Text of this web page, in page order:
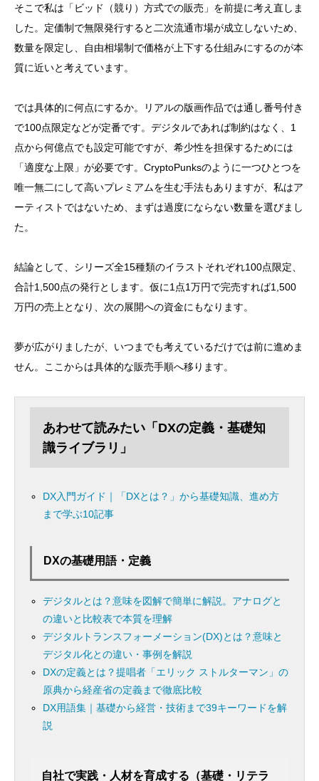
そこで私は「ビッド（競り）方式での販売」を前提に考え直しま
した。定価制で無限発行すると二次流通市場が成立しないため、
数量を限定し、自由相場制で価格が上下する仕組みにするのが本
質に近いと考えています。
では具体的に何点にするか。リアルの版画作品では通し番号付き
で100点限定などが定番です。デジタルであれば制約はなく、1
点から何億点でも設定可能ですが、希少性を担保するためには
「適度な上限」が必要です。CryptoPunksのように一つひとつを
唯一無二にして高いプレミアムを生む手法もありますが、私はア
ーティストではないため、まずは過度にならない数量を選びまし
た。
結論として、シリーズ全15種類のイラストそれぞれ100点限定、
合計1,500点の発行とします。仮に1点1万円で完売すれば1,500
万円の売上となり、次の展開への資金にもなります。
夢が広がりましたが、いつまでも考えているだけでは前に進めま
せん。ここからは具体的な販売手順へ移ります。
あわせて読みたい「DXの定義・基礎知
識ライブラリ」
DX入門ガイド｜「DXとは？」から基礎知識、進め方
まで学ぶ10記事
DXの基礎用語・定義
デジタルとは？意味を図解で簡単に解説。アナログと
の違いと比較表で本質を理解
デジタルトランスフォーメーション(DX)とは？意味と
デジタル化との違い・事例を解説
DXの定義とは？提唱者「エリック ストルターマン」の
原典から経産省の定義まで徹底比較
DX用語集｜基礎から経営・技術まで39キーワードを解
説
自社で実践・人材を育成する（基礎・リテラ